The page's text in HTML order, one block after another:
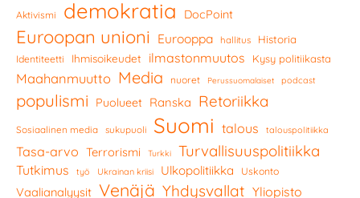
Aktivismi demokratia DocPoint
Euroopan unioni Eurooppa hallitus Historia
Identiteetti Ihmisoikeudet ilmastonmuutos Kysy politiikasta
Maahanmuutto Media nuoret Perussuomalaiset podcast
populismi Puolueet Ranska Retoriikka
Sosiaalinen media sukupuoli Suomi talous talouspolitiikka
Tasa-arvo Terrorismi Turkki Turvallisuuspolitiikka
Tutkimus työ Ukrainan kriisi Ulkopolitiikka Uskonto
Vaalianalyysit Venäjä Yhdysvallat Yliopisto